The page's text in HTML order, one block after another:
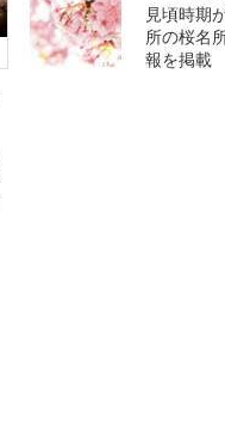
見頃時期
所の桜名
報を掲載